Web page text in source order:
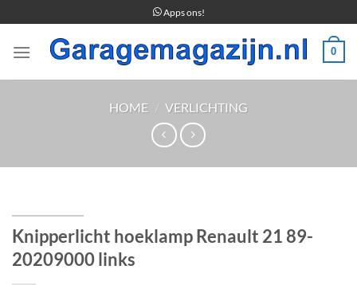
naar
inhoud
Apps ons!
0
HOME / VERLICHTING
Knipperlicht hoeklamp Renault 21 89-
20209000 links